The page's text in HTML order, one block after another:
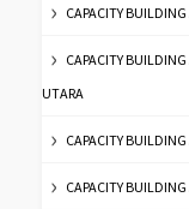
CAPACITY
CAPACITY
UTARA
CAPACITY
CAPACITY